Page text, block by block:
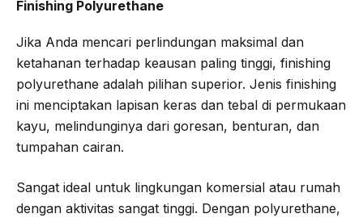
Finishing Polyurethane
Jika Anda mencari perlindungan maksimal dan
ketahanan terhadap keausan paling tinggi, finishing
polyurethane adalah pilihan superior. Jenis finishing
ini menciptakan lapisan keras dan tebal di permukaan
kayu, melindunginya dari goresan, benturan, dan
tumpahan cairan.
Sangat ideal untuk lingkungan komersial atau rumah
dengan aktivitas sangat tinggi. Dengan polyurethane,